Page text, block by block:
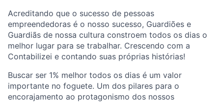
Acreditando que o sucesso de pessoas
empreendedoras é o nosso sucesso, Guardiões e
Guardiãs de nossa cultura constroem todos os dias o
melhor lugar para se trabalhar. Crescendo com a
Contabilizei e contando suas próprias histórias!
Buscar ser 1% melhor todos os dias é um valor
importante no foguete. Um dos pilares para o
encorajamento ao protagonismo dos nossos